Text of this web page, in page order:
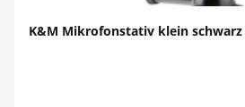
K&M Mikrofonstativ klein schwarz